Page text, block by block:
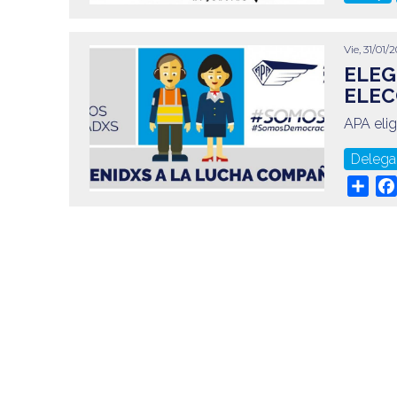
Vie, 31/01/
APA
Share